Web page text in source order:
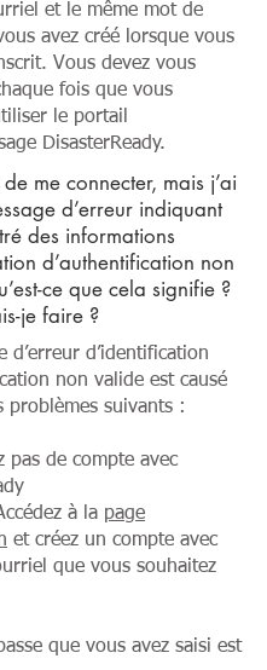
et le même mot de
avez créé lorsque vous
Vous devez vous
fois que vous
le portail
DisasterReady.
de me connecter, mais j’ai
d’erreur indiquant
des informations
d’authentification non
ce que cela signifie ?
je faire ?
d’erreur d’identification
non valide est causé
problèmes suivants :
pas de compte avec
à la page
et créez un compte avec
que vous souhaitez
que vous avez saisi est